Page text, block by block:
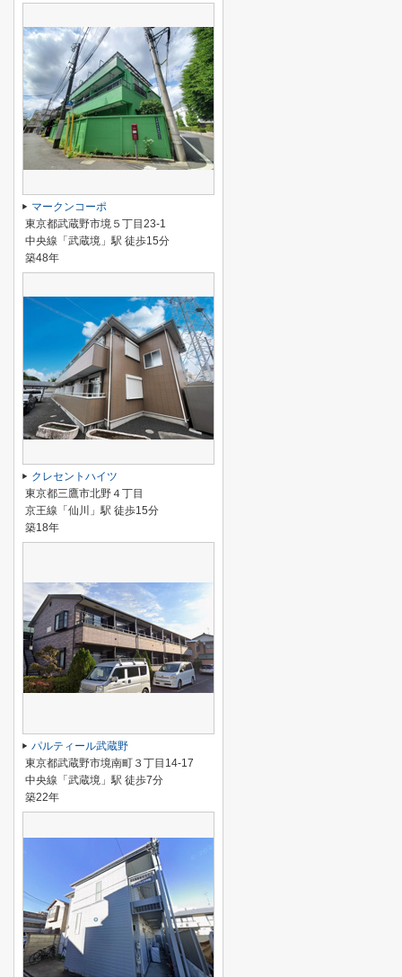
マークンコーポ
東京都武蔵野市境５丁目23-1
中央線「武蔵境」駅 徒歩15分
築48年
クレセントハイツ
東京都三鷹市北野４丁目
京王線「仙川」駅 徒歩15分
築18年
パルティール武蔵野
東京都武蔵野市境南町３丁目14-17
中央線「武蔵境」駅 徒歩7分
築22年